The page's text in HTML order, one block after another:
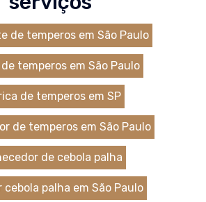
de temperos em São Paulo
temperos em São Paulo
de temperos em SP
de temperos em São Paulo
de cebola palha
cebola palha em São Paulo